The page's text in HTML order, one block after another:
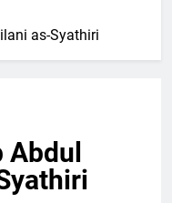
as-Syathiri